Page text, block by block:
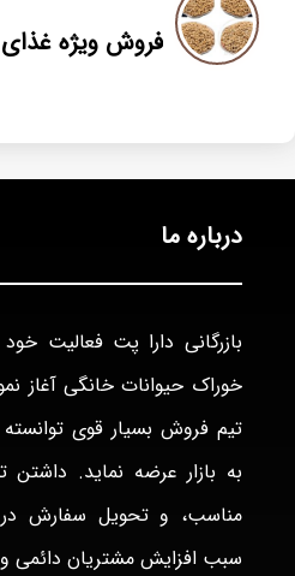
درباره ما
بازرگانی دارا پت فعاليت
خوراک حيوانات خانگی آغاز
تيم فروش بسيار قوی
به بازار عرضه نمايد.
مناسب، و تحويل سفارش
سبب افزايش مشتريان